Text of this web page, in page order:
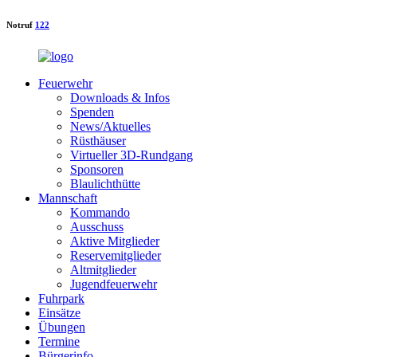
Notruf 122
Feuerwehr
Downloads & Infos
Spenden
News/Aktuelles
Rüsthäuser
Virtueller 3D-Rundgang
Sponsoren
Blaulichthütte
Mannschaft
Kommando
Ausschuss
Aktive Mitglieder
Reservemitglieder
Altmitglieder
Jugendfeuerwehr
Fuhrpark
Einsätze
Übungen
Termine